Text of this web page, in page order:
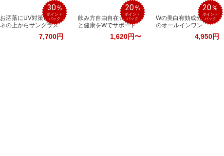
30％
ポイント
バック
お洒落にUV対策♪メガ
ネの上からサングラス
7,700円
20％
ポイント
バック
飲み方自由自在☆美容
と健康をWでサポート
1,620円〜
20％
ポイント
バック
Wの美白有効成分配合
のオールインワン
4,950円